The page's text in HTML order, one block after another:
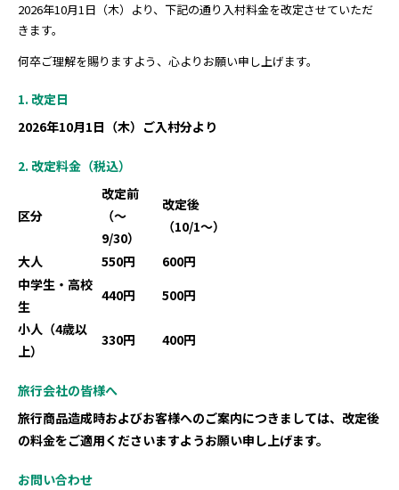
2026年10月1日（木）より、下記の通り入村料金を改定させていただ
きます。
何卒ご理解を賜りますよう、心よりお願い申し上げます。
1. 改定日
2026年10月1日（木）ご入村分より
2. 改定料金（税込）
区分
改定前
（～
9/30）
改定後
（10/1～）
大人
550円
600円
中学生・高校
生
440円
500円
小人（4歳以
上）
330円 400円
旅行会社の皆様へ
旅行商品造成時およびお客様へのご案内につきましては、改定後
の料金をご適用くださいますようお願い申し上げます。
お問い合わせ